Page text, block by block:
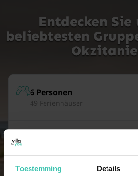
Toestemming Details
Entdecken Sie
beliebtesten
6 Personen
49 Ferienhäuser